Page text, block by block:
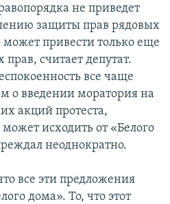
не приведет
защиты прав рядовых
привести только еще
считает депутат.
все чаще
о введении моратория на
акций протеста,
может исходить от «Белого
неоднократно.
все эти предложения
дома». То, что этот